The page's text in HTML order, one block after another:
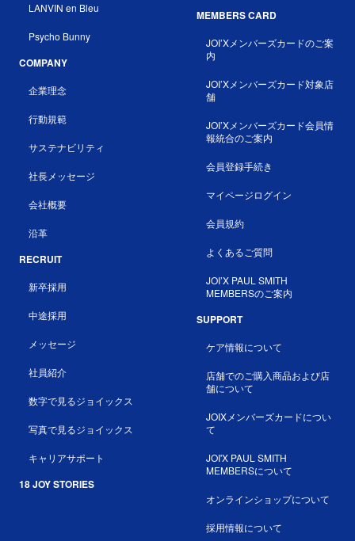
LANVIN en Bleu
Psycho Bunny
COMPANY
企業理念
行動規範
サステナビリティ
社長メッセージ
会社概要
沿革
RECRUIT
新卒採用
中途採用
メッセージ
社員紹介
数字で見るジョイックス
写真で見るジョイックス
キャリアサポート
18 JOY STORIES
MEMBERS CARD
JOI’Xメンバーズカードのご案
内
JOI’Xメンバーズカード対象店
舗
JOI’Xメンバーズカード会員情
報統合のご案内
会員登録手続き
マイページログイン
会員規約
よくあるご質問
JOI’X PAUL SMITH
MEMBERSのご案内
SUPPORT
ケア情報について
店舗でのご購入商品および店
舗について
JOIXメンバーズカードについ
て
JOI'X PAUL SMITH
MEMBERSについて
オンラインショップについて
採用情報について